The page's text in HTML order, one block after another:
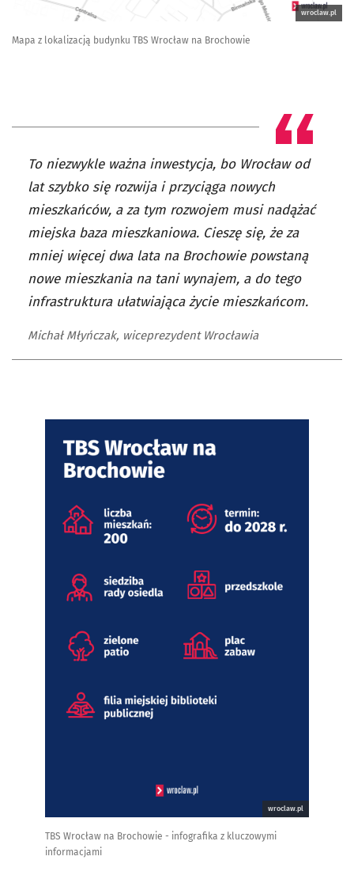
wroclaw.pl
Mapa z lokalizacją budynku TBS Wrocław na Brochowie
To niezwykle ważna inwestycja, bo Wrocław od
lat szybko się rozwija i przyciąga nowych
mieszkańców, a za tym rozwojem musi nadążać
miejska baza mieszkaniowa. Cieszę się, że za
mniej więcej dwa lata na Brochowie powstaną
nowe mieszkania na tani wynajem, a do tego
infrastruktura ułatwiająca życie mieszkańcom.
Michał Młyńczak, wiceprezydent Wrocławia
wroclaw.pl
TBS Wrocław na Brochowie - infografika z kluczowymi
informacjami